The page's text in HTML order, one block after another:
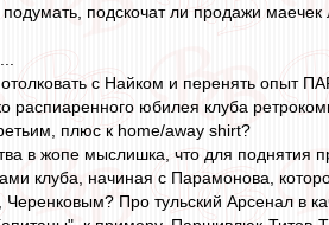
подскочат ли продажи маечек
с Найком и перенять опыт
распиаренного юбилея клуба
плюс к home/away shirt?
в жопе мыслишка, что для
клуба, начиная с Парамонова,
Про тульский Арсенал в